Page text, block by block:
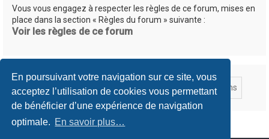
En poursuivant votre navigation sur ce site, vous
acceptez l’utilisation de cookies vous permettant
de bénéficier d’une expérience de navigation
optimale. En savoir plus…
Vous vous engagez à respecter les règles de ce forum, mises en
place dans la section « Règles du forum » suivante :
Voir les règles de ce forum